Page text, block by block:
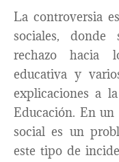
La controversia
sociales, donde
rechazo hacia
educativa y
explicaciones a
Educación. En
social es un
este tipo de